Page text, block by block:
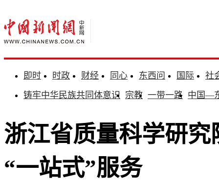
即时 时政 财经 同心 东西问 国际
社
铸牢中华民族共同体意识 宗教 一带一路 中国—
浙江省质量科学研
“一站式”服务